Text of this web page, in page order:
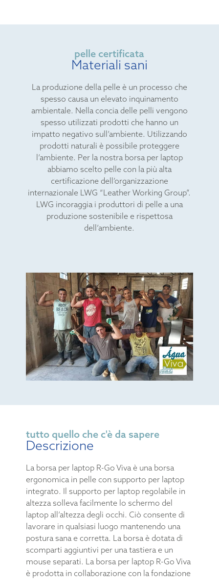
pelle certificata
Materiali sani
La produzione della pelle è un processo che
spesso causa un elevato inquinamento
ambientale. Nella concia delle pelli vengono
spesso utilizzati prodotti che hanno un
impatto negativo sull’ambiente. Utilizzando
prodotti naturali è possibile proteggere
l’ambiente. Per la nostra borsa per laptop
abbiamo scelto pelle con la più alta
certificazione dell’organizzazione
internazionale LWG “Leather Working Group”.
LWG incoraggia i produttori di pelle a una
produzione sostenibile e rispettosa
dell’ambiente.
tutto quello che c'è da sapere
Descrizione
La borsa per laptop R-Go Viva è una borsa
ergonomica in pelle con supporto per laptop
integrato. Il supporto per laptop regolabile in
altezza solleva facilmente lo schermo del
laptop all’altezza degli occhi. Ciò consente di
lavorare in qualsiasi luogo mantenendo una
postura sana e corretta. La borsa è dotata di
scomparti aggiuntivi per una tastiera e un
mouse separati. La borsa per laptop R-Go Viva
è prodotta in collaborazione con la fondazione